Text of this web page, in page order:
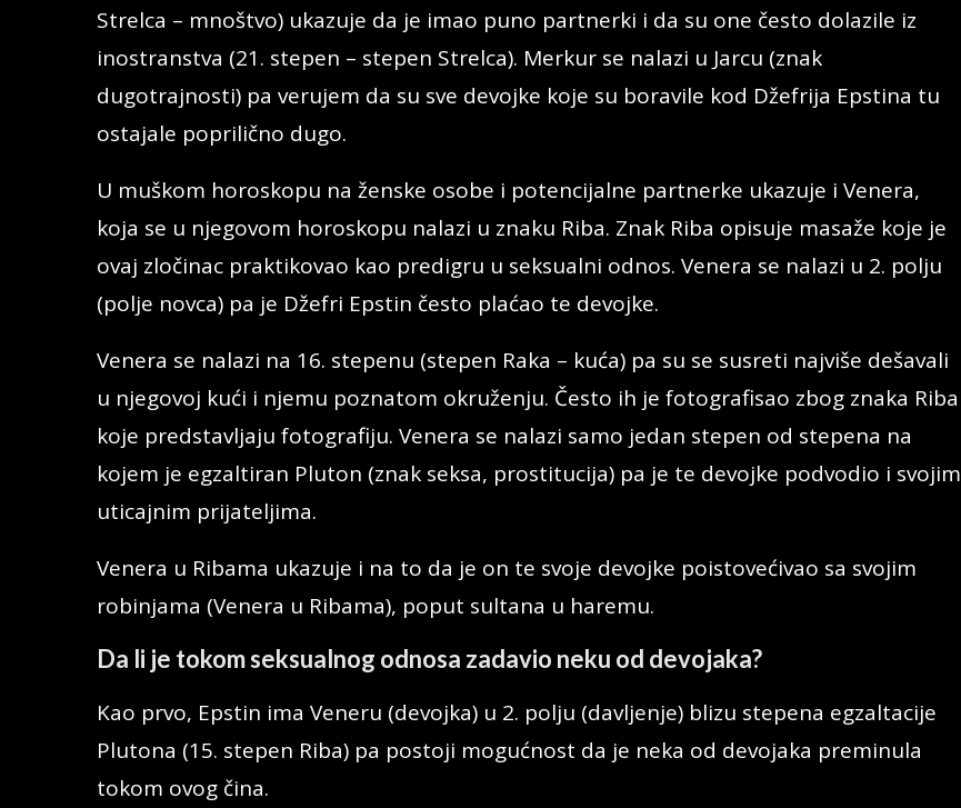
Strelca – mnoštvo) ukazuje da je imao puno partnerki i da su one često dolazile iz
inostranstva (21. stepen – stepen Strelca). Merkur se nalazi u Jarcu (znak
dugotrajnosti) pa verujem da su sve devojke koje su boravile kod Džefrija Epstina tu
ostajale poprilično dugo.
U muškom horoskopu na ženske osobe i potencijalne partnerke ukazuje i Venera,
koja se u njegovom horoskopu nalazi u znaku Riba. Znak Riba opisuje masaže koje je
ovaj zločinac praktikovao kao predigru u seksualni odnos. Venera se nalazi u 2. polju
(polje novca) pa je Džefri Epstin često plaćao te devojke.
Venera se nalazi na 16. stepenu (stepen Raka – kuća) pa su se susreti najviše dešavali
u njegovoj kući i njemu poznatom okruženju. Često ih je fotografisao zbog znaka Riba
koje predstavljaju fotografiju. Venera se nalazi samo jedan stepen od stepena na
kojem je egzaltiran Pluton (znak seksa, prostitucija) pa je te devojke podvodio i svojim
uticajnim prijateljima.
Venera u Ribama ukazuje i na to da je on te svoje devojke poistovećivao sa svojim
robinjama (Venera u Ribama), poput sultana u haremu.
Da li je tokom seksualnog odnosa zadavio neku od devojaka?
Kao prvo, Epstin ima Veneru (devojka) u 2. polju (davljenje) blizu stepena egzaltacije
Plutona (15. stepen Riba) pa postoji mogućnost da je neka od devojaka preminula
tokom ovog čina.